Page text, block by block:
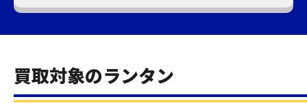
買取対象のランタン